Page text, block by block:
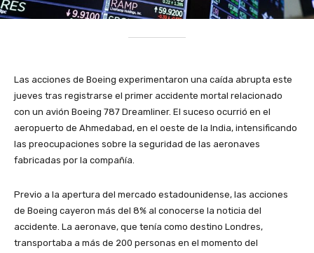
Las acciones de Boeing experimentaron una caída abrupta este
jueves tras registrarse el primer accidente mortal relacionado
con un avión Boeing 787 Dreamliner. El suceso ocurrió en el
aeropuerto de Ahmedabad, en el oeste de la India, intensificando
las preocupaciones sobre la seguridad de las aeronaves
fabricadas por la compañía.
Previo a la apertura del mercado estadounidense, las acciones
de Boeing cayeron más del 8% al conocerse la noticia del
accidente. La aeronave, que tenía como destino Londres,
transportaba a más de 200 personas en el momento del